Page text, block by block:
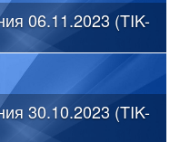
06.11.2023 (TIK-
30.10.2023 (TIK-